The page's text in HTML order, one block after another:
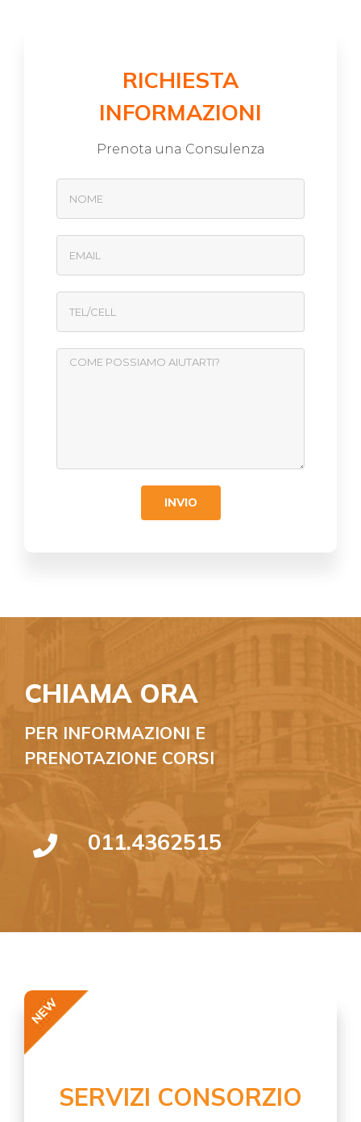
RICHIESTA
INFORMAZIONI
Prenota una Consulenza
CHIAMA ORA
PER INFORMAZIONI E
PRENOTAZIONE CORSI
011.4362515
SERVIZI CONSORZIO